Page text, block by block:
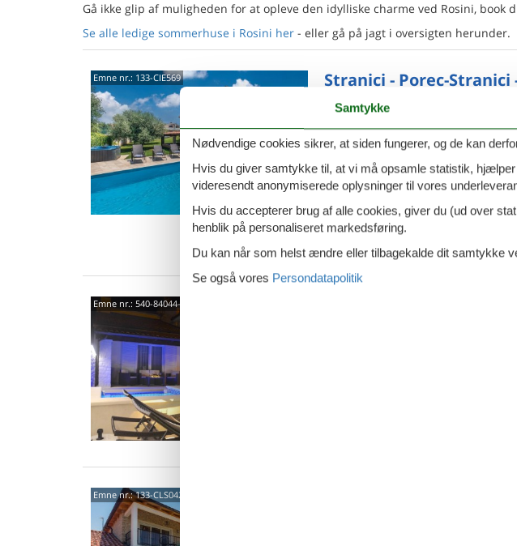
Gå ikke glip af muligheden for at opleve den idylliske charme ved Rosini, book
Se alle ledige sommerhuse i Rosini her - eller gå på jagt i oversigten herunder.
Emne nr.: 133-CIE569
Stranici - Porec-Stranici
Nova Vas
Kun få kilometer fra Porec ligger dette
komfortabelt indrettet
og giver jer
behageligt ophold. I stueetagen ligger
10 personer
1
4 soveværelser
4
Emne nr.: 540-84044-62672
Emne nr.:133-CLS042
Samtykke
Nødvendige cookies sikrer, at siden fungerer, og de kan
Hvis du giver samtykke til, at vi må opsamle statistik,
videresendt anonymiserede oplysninger til vores
Hvis du accepterer brug af alle cookies, giver du (ud over
henblik på personaliseret markedsføring.
Du kan når som helst ændre eller tilbagekalde dit samtykke
Se også vores Persondatapolitik